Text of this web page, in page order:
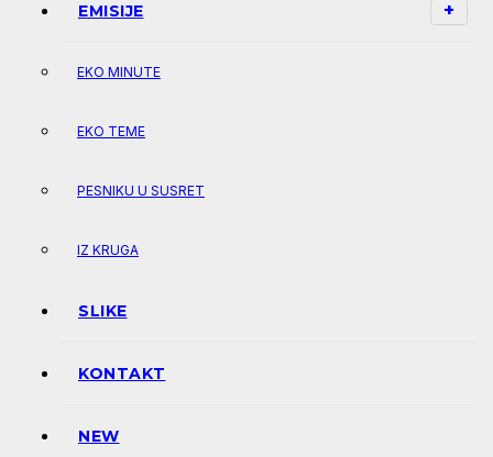
EMISIJE
EKO MINUTE
EKO TEME
PESNIKU U SUSRET
IZ KRUGA
SLIKE
KONTAKT
NEW